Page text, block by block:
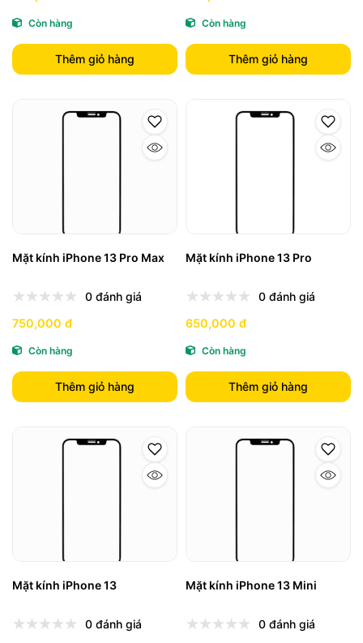
Còn hàng
Thêm giỏ hàng
Còn hàng
Thêm giỏ hàng
Mặt kính iPhone 13 Pro Max
0 đánh giá
750,000 đ
Còn hàng
Thêm giỏ hàng
Mặt kính iPhone 13 Pro
0 đánh giá
650,000 đ
Còn hàng
Thêm giỏ hàng
Mặt kính iPhone 13
0 đánh giá
Mặt kính iPhone 13 Mini
0 đánh giá